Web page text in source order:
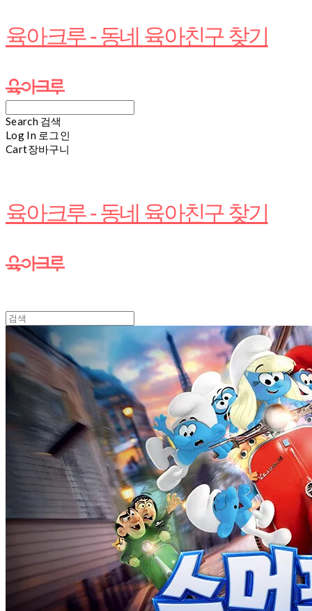
육아크루 - 동네 육아친구 찾기
Search 검색
Log In 로그인
Cart장바구니
육아크루 - 동네 육아친구 찾기